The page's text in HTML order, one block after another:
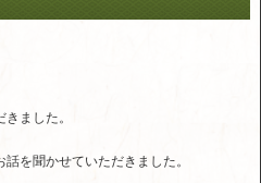
ました。
を聞かせていただきました。